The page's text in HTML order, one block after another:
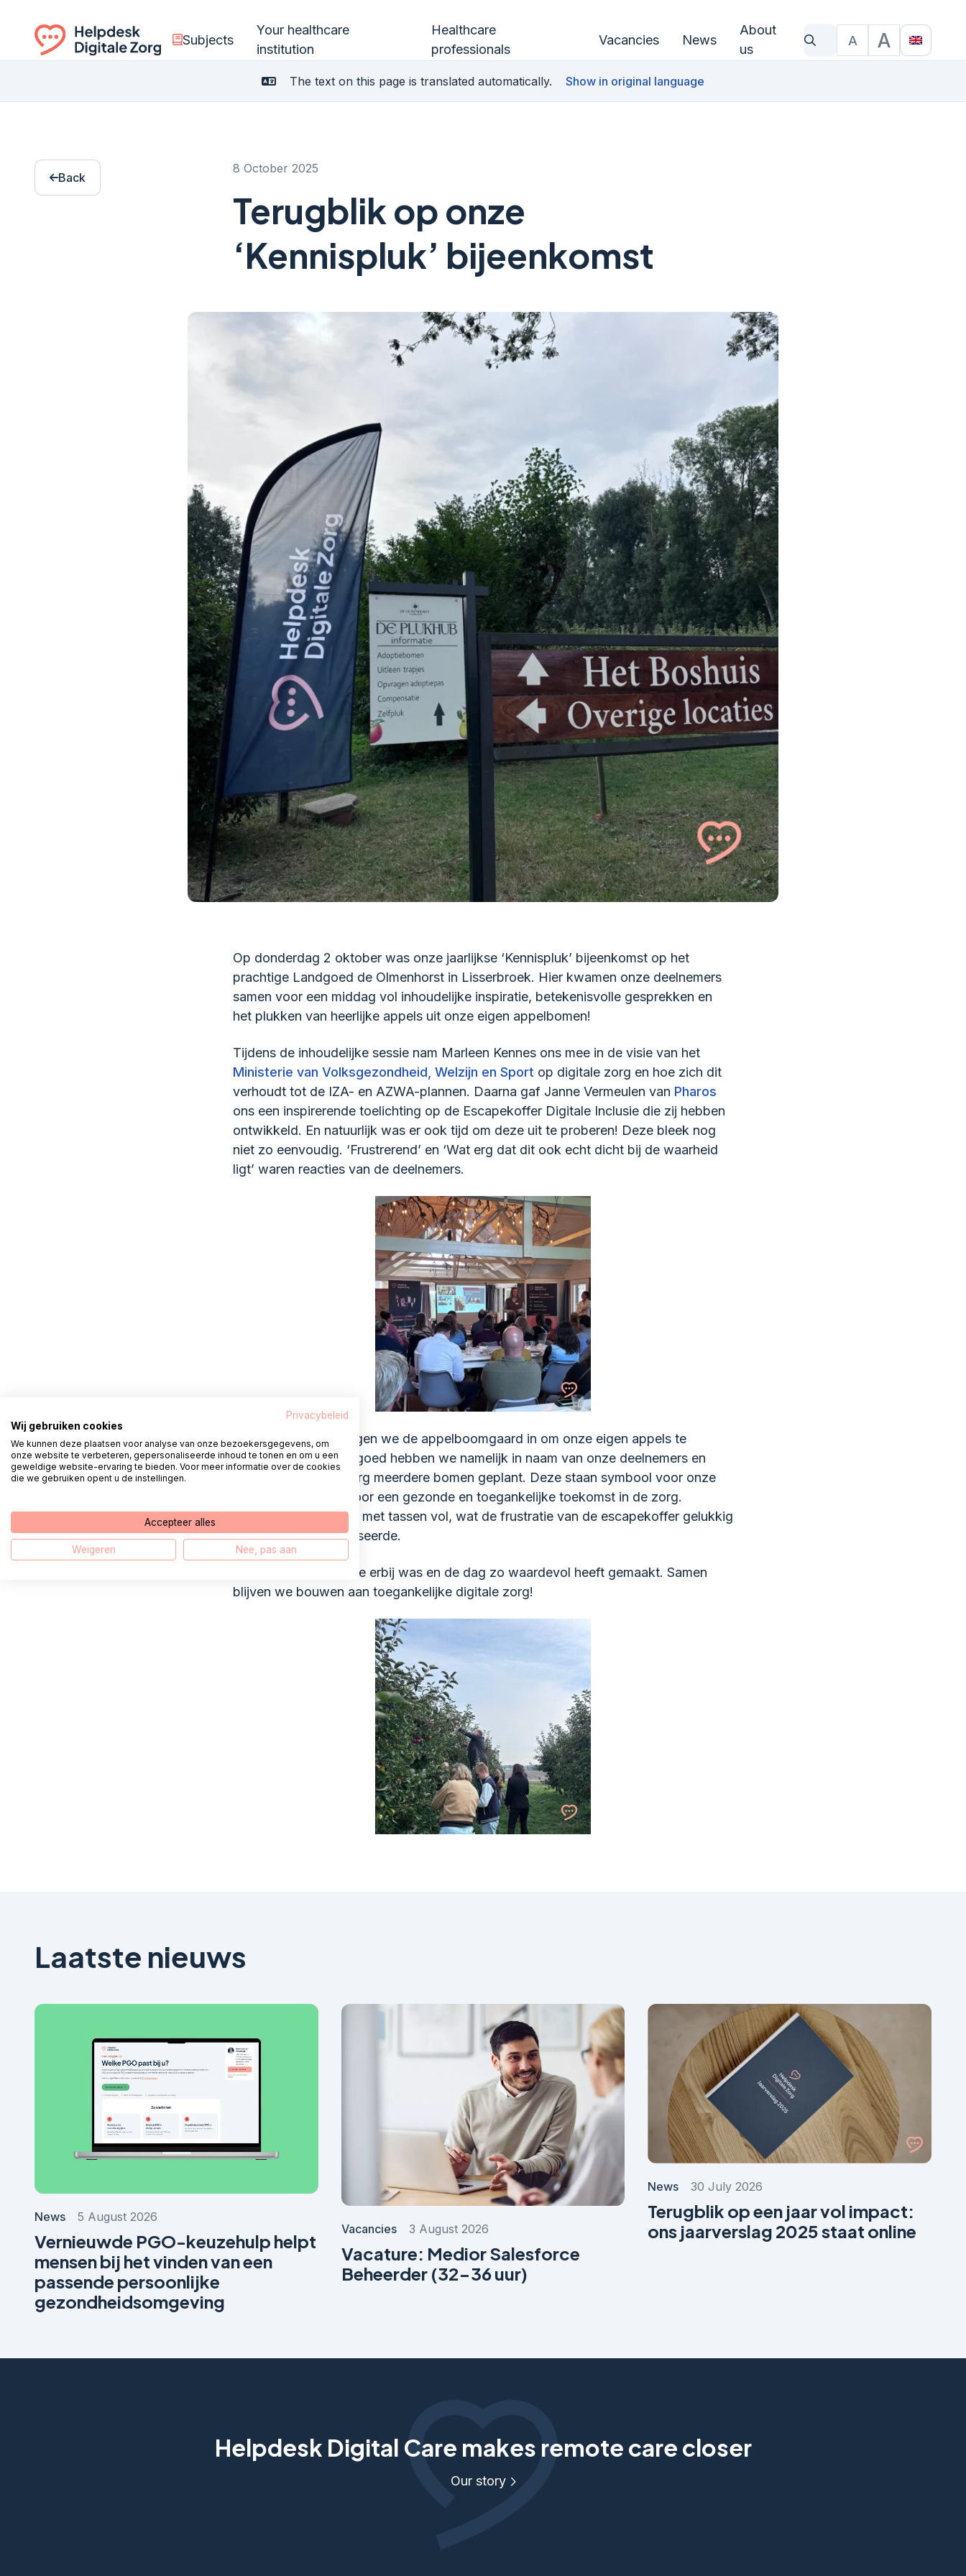
Ga naar de homepagina
Subjects
Your healthcare
institution
Healthcare
professionals
Vacancies News
About
us
What are you looking for?
Text size
A A
The text on this page is translated automatically. Show in original language
Back
8 October 2025
Terugblik op onze
‘Kennispluk’ bijeenkomst
Op donderdag 2 oktober was onze jaarlijkse ‘Kennispluk’ bijeenkomst op het
prachtige Landgoed de Olmenhorst in Lisserbroek. Hier kwamen onze deelnemers
samen voor een middag vol inhoudelijke inspiratie, betekenisvolle gesprekken en
het plukken van heerlijke appels uit onze eigen appelbomen!
Tijdens de inhoudelijke sessie nam Marleen Kennes ons mee in de visie van het
Ministerie van Volksgezondheid, Welzijn en Sportop digitale zorg en hoe zich dit
verhoudt tot de IZA- en AZWA-plannen. Daarna gaf Janne Vermeulen van Pharos
ons een inspirerende toelichting op de Escapekoffer Digitale Inclusie die zij hebben
ontwikkeld. En natuurlijk was er ook tijd om deze uit te proberen! Deze bleek nog
niet zo eenvoudig. ‘Frustrerend’ en ‘Wat erg dat dit ook echt dicht bij de waarheid
ligt’ waren reacties van de deelnemers.
Naast de sessies gingen we de appelboomgaard in om onze eigen appels te
plukken. Op het landgoed hebben we namelijk in naam van onze deelnemers en
Helpdesk Digitale Zorg meerdere bomen geplant. Deze staan symbool voor onze
gezamenlijke inzet voor een gezonde en toegankelijke toekomst in de zorg.
Iedereen kwam terug met tassen vol, wat de frustratie van de escapekoffer gelukkig
ruimschoots compenseerde.
Dank aan iedereen die erbij was en de dag zo waardevol heeft gemaakt. Samen
blijven we bouwen aan toegankelijke digitale zorg!
Laatste nieuws
News 5 August 2026
Vernieuwde PGO-keuzehulp helpt
mensen bij het vinden van een
passende persoonlijke
gezondheidsomgeving
Vacancies 3 August 2026
Vacature: Medior Salesforce
Beheerder (32-36 uur)
News 30 July 2026
Terugblik op een jaar vol impact:
ons jaarverslag 2025 staat online
Helpdesk Digital Care makes remote care closer
Our story
Privacybeleid
Wij gebruiken cookies
We kunnen deze plaatsen voor analyse van onze bezoekersgegevens, om
onze website te verbeteren, gepersonaliseerde inhoud te tonen en om u een
geweldige website-ervaring te bieden. Voor meer informatie over de cookies
die we gebruiken opent u de instellingen.
Accepteer alles
Weigeren Nee, pas aan